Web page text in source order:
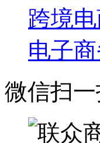
跨境
电子
微信扫一